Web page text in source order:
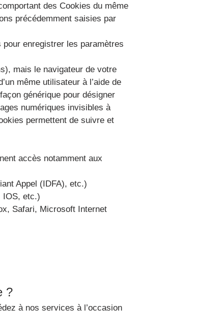
des Cookies du même
précédemment saisies par
enregistrer les paramètres
mais le navigateur de votre
même utilisateur à l’aide de
générique pour désigner
numériques invisibles à
permettent de suivre et
accès notamment aux
Appel (IDFA), etc.)
IOS, etc.)
Safari, Microsoft Internet
?
à nos services à l’occasion